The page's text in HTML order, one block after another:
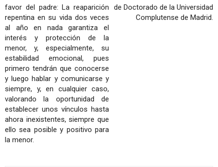
favor del padre: La reaparición
repentina en su vida dos veces
al año en nada garantiza el
interés y protección de la
menor, y, especialmente, su
estabilidad emocional, pues
primero tendrán que conocerse
y luego hablar y comunicarse y
siempre, y, en cualquier caso,
valorando la oportunidad de
establecer unos vínculos hasta
ahora inexistentes, siempre que
ello sea posible y positivo para
la menor.
de Doctorado de la Universidad
Complutense de Madrid.